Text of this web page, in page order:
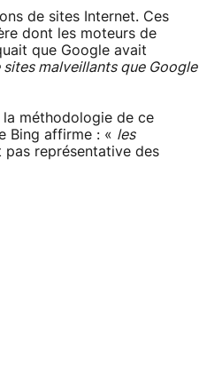
de sites Internet. Ces
dont les moteurs de
que Google avait
malveillants que Google
méthodologie de ce
Bing affirme : « les
représentative des